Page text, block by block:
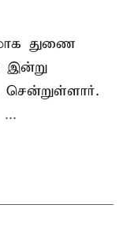
துணை
இன்று
சென்றுள்ளார்.